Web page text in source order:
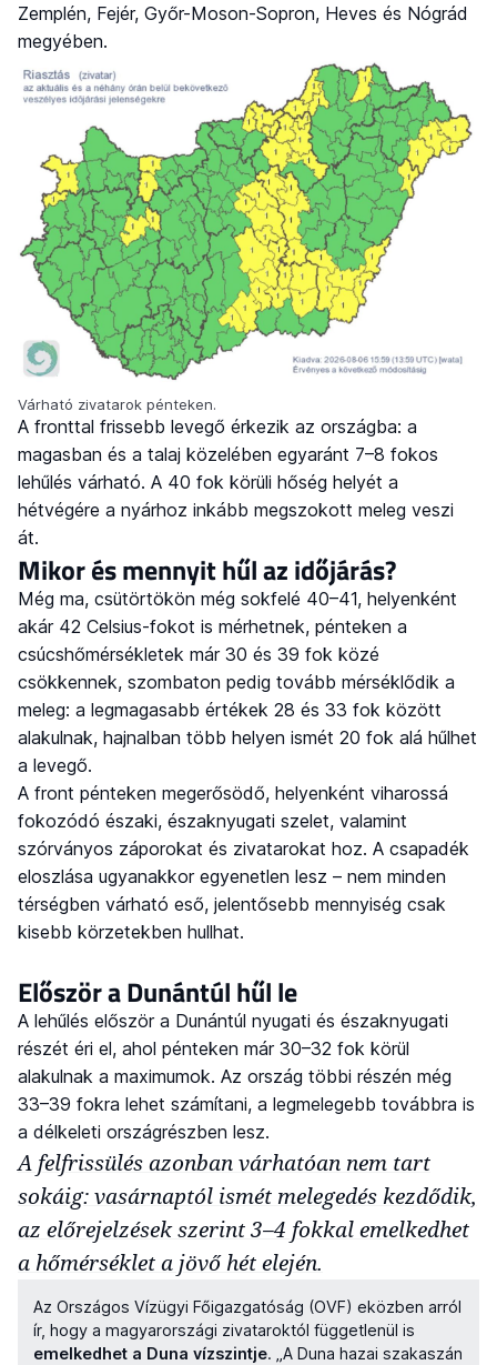
Zemplén, Fejér, Győr-Moson-Sopron, Heves és Nógrád
megyében.
Várható zivatarok pénteken.
A fronttal frissebb levegő érkezik az országba: a
magasban és a talaj közelében egyaránt 7–8 fokos
lehűlés várható. A 40 fok körüli hőség helyét a
hétvégére a nyárhoz inkább megszokott meleg veszi
át.
Mikor és mennyit hűl az időjárás?
Még ma, csütörtökön még sokfelé 40–41, helyenként
akár 42 Celsius-fokot is mérhetnek, pénteken a
csúcshőmérsékletek már 30 és 39 fok közé
csökkennek, szombaton pedig tovább mérséklődik a
meleg: a legmagasabb értékek 28 és 33 fok között
alakulnak, hajnalban több helyen ismét 20 fok alá hűlhet
a levegő.
A front pénteken megerősödő, helyenként viharossá
fokozódó északi, északnyugati szelet, valamint
szórványos záporokat és zivatarokat hoz. A csapadék
eloszlása ugyanakkor egyenetlen lesz – nem minden
térségben várható eső, jelentősebb mennyiség csak
kisebb körzetekben hullhat.
Először a Dunántúl hűl le
A lehűlés először a Dunántúl nyugati és északnyugati
részét éri el, ahol pénteken már 30–32 fok körül
alakulnak a maximumok. Az ország többi részén még
33–39 fokra lehet számítani, a legmelegebb továbbra is
a délkeleti országrészben lesz.
A felfrissülés azonban várhatóan nem tart
sokáig: vasárnaptól ismét melegedés kezdődik,
az előrejelzések szerint 3–4 fokkal emelkedhet
a hőmérséklet a jövő hét elején.
Az Országos Vízügyi Főigazgatóság (OVF) eközben arról
ír, hogy a magyarországi zivataroktól függetlenül is
emelkedhet a Duna vízszintje. „A Duna hazai szakaszán